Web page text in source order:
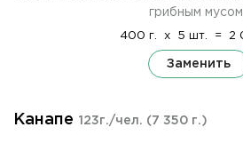
грибным
400 г. x 5 шт. = 2
Заменить
Канапе 123г./чел. (7 350 г.)